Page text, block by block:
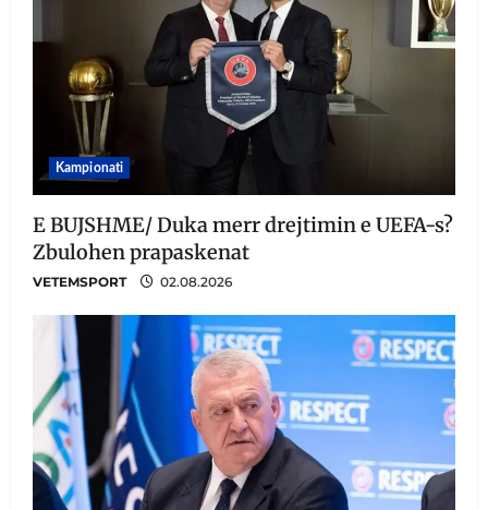
Kampionati
E BUJSHME/ Duka merr drejtimin e UEFA-s?
Zbulohen prapaskenat
VETEMSPORT 02.08.2026